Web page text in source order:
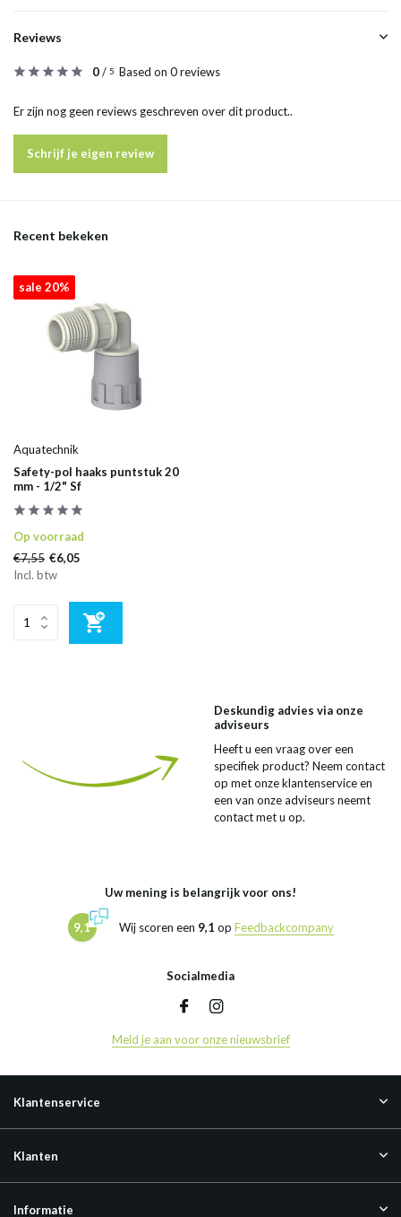
Reviews
0/ 5 Based on 0 reviews
Er zijn nog geen reviews geschreven over dit product..
Schrijf je eigen review
Recent bekeken
sale 20%
Aquatechnik
Safety-pol haaks puntstuk 20
mm - 1/2" Sf
Op voorraad
€7,55 €6,05
Incl. btw
Deskundig advies via onze
adviseurs
Heeft u een vraag over een
specifiek product? Neem contact
op met onze klantenservice en
een van onze adviseurs neemt
contact met u op.
Uw mening is belangrijk voor ons!
9,1 Wij scoren een 9,1 op Feedbackcompany
Socialmedia
Meld je aan voor onze nieuwsbrief
Klantenservice
Klanten
Informatie